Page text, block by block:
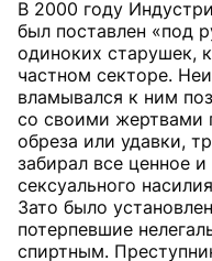
В 2000 году
был поставлен «под
одиноких старушек,
частном секторе.
вламывался к ним
со своими жертвами
обреза или удавки,
забирал все ценное
сексуального
Зато было
потерпевшие
спиртным.